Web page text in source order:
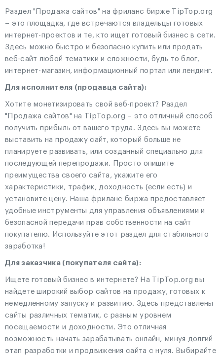
Раздел "Продажа сайтов" на фриланс бирже TipTop.org
– это площадка, где встречаются владельцы готовых
интернет-проектов и те, кто ищет готовый бизнес в сети.
Здесь можно быстро и безопасно купить или продать
веб-сайт любой тематики и сложности, будь то блог,
интернет-магазин, информационный портал или лендинг.
Для исполнителя (продавца сайта):
Хотите монетизировать свой веб-проект? Раздел
"Продажа сайтов" на TipTop.org – это отличный способ
получить прибыль от вашего труда. Здесь вы можете
выставить на продажу сайт, который больше не
планируете развивать, или созданный специально для
последующей перепродажи. Просто опишите
преимущества своего сайта, укажите его
характеристики, трафик, доходность (если есть) и
установите цену. Наша фриланс биржа предоставляет
удобные инструменты для управления объявлениями и
безопасной передачи прав собственности на сайт
покупателю. Используйте этот раздел для стабильного
заработка!
Для заказчика (покупателя сайта):
Ищете готовый бизнес в интернете? На TipTop.org вы
найдете широкий выбор сайтов на продажу, готовых к
немедленному запуску и развитию. Здесь представлены
сайты различных тематик, с разным уровнем
посещаемости и доходности. Это отличная
возможность начать зарабатывать онлайн, минуя долгий
этап разработки и продвижения сайта с нуля. Выбирайте